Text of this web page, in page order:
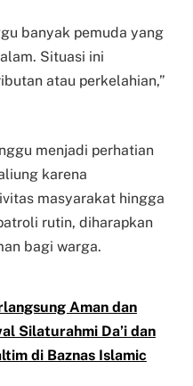
banyak pemuda yang
Situasi ini
atau perkelahian,”
menjadi perhatian
karena
masyarakat hingga
rutin, diharapkan
bagi warga.
Aman dan
Silaturahmi Da’i dan
di Baznas Islamic